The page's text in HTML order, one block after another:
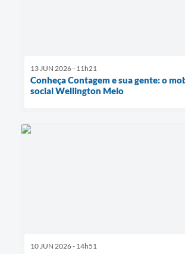
13 JUN 2026 - 11h21
Conheça Contagem e sua gente: o
social Wellington Melo
10 JUN 2026 - 14h51